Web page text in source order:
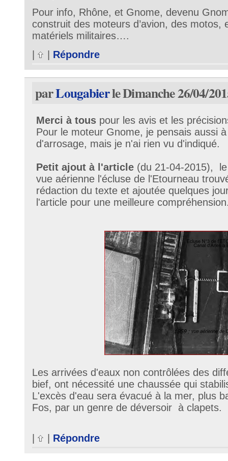
Pour info, Rhône, et Gnome, devenu
construit des moteurs d’avion, des motos,
matériels militaires….
Répondre
parLougabierle Dimanche 26/04/
Merci à tous pour les avis et les
Pour le moteur Gnome, je pensais aussi
d'arrosage, mais je n'ai rien vu d'indiqué.
Petit ajout à l'article(du 21-04-2015),
vue aérienne l'écluse de l'Etourneau
rédaction du texte et ajoutée quelques
l'article pour une meilleure
Les arrivées d'eaux non contrôlées des
bief, ont nécessité une chaussée qui
L'excès d'eau sera évacué à la mer, plus
Fos, par un genre de déversoir à clapets.
Répondre